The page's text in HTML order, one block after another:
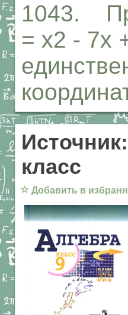
1043.
= х2 - 7х
класс
☆ Добавить в